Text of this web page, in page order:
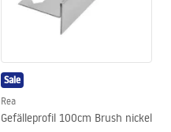
Sale
Rea
Gefälleprofil 100cm Brush nickel